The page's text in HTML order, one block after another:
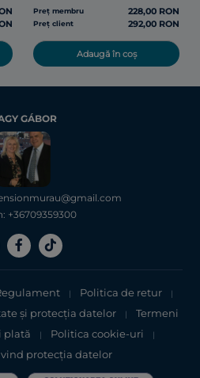
Preț membru 228,00 RON
Preț client 292,00 RON
Adaugă în coș
GÁBOR
+36709359300
| Politica de retur |
şi protecţia datelor |
Termeni
plată
| Politica cookie-uri |
protecția datelor